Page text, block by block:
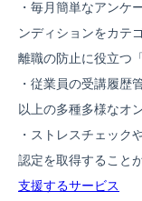
・毎月簡単なアンケ
ンディションをカテ
離職の防止に役立つ「
・従業員の受講履歴
以上の多種多様なオ
・ストレスチェック
認定を取得すること
支援するサービス